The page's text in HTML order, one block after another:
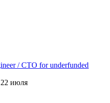
/ CTO for underfunded
22 июля